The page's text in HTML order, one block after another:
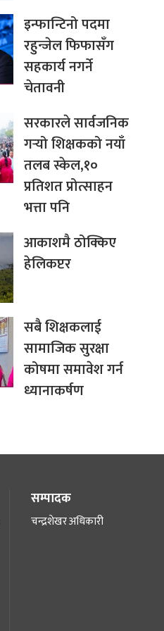
इन्फान्टिनो पदमा
रहुन्जेल फिफासँग
सहकार्य नगर्ने
चेतावनी
सरकारले सार्वजनिक
गर्‍यो शिक्षकको नयाँ
तलब स्केल,१०
प्रतिशत प्रोत्साहन
भत्ता पनि
आकाशमै ठोक्किए
हेलिकप्टर
सबै शिक्षकलाई
सामाजिक सुरक्षा
कोषमा समावेश गर्न
ध्यानाकर्षण
सम्पादक
चन्द्रशेखर अधिकारी